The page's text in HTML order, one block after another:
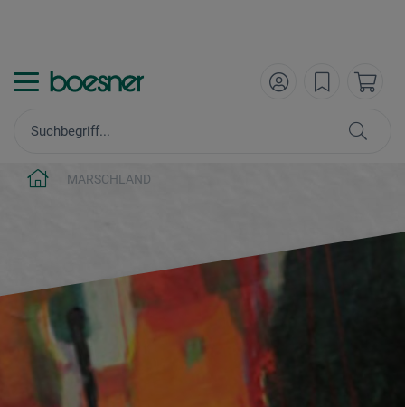
MARSCHLAND